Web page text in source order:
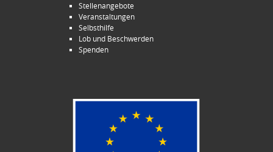
Stellenangebote
Veranstaltungen
Selbsthilfe
Lob und Beschwerden
Spenden